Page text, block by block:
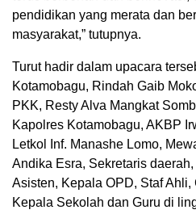
pendidikan yang merata dan
masyarakat,” tutupnya.
Turut hadir dalam upacara
Kotamobagu, Rindah Gaib
PKK, Resty Alva Mangkat
Kapolres Kotamobagu, AKBP
Letkol Inf. Manashe Lomo,
Andika Esra, Sekretaris
Asisten, Kepala OPD, Staf Ahli,
Kepala Sekolah dan Guru di